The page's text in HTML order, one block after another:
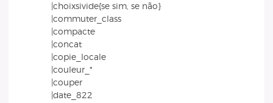
|choixsivide{se sim, se não}
|commuter_class
|compacte
|concat
|copie_locale
|couleur_*
|couper
|date_822